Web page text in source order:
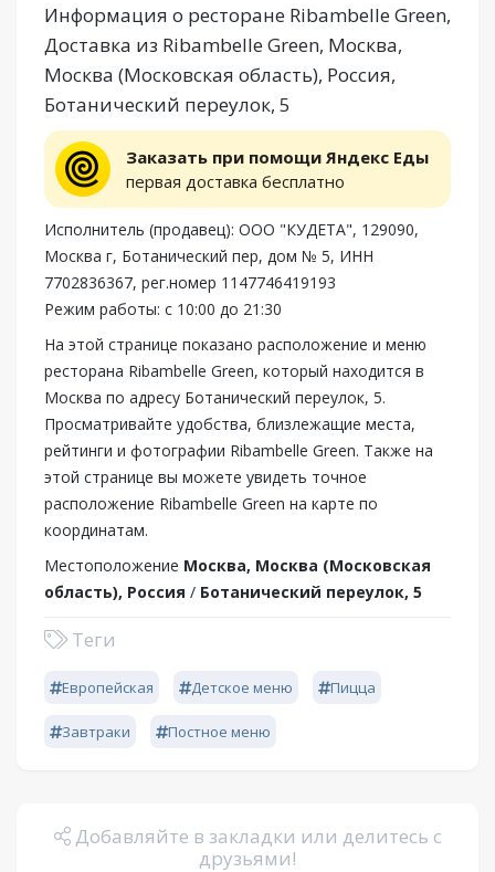
Информация о ресторане Ribambelle Green,
Доставка из Ribambelle Green, Москва,
Москва (Московская область), Россия,
Ботанический переулок, 5
Заказать при помощи Яндекс Еды
первая доставка бесплатно
Исполнитель (продавец): ООО "КУДЕТА", 129090,
Москва г, Ботанический пер, дом № 5, ИНН
7702836367, рег.номер 1147746419193
Режим работы: с 10:00 до 21:30
На этой странице показано расположение и меню
ресторана Ribambelle Green, который находится в
Москва по адресу Ботанический переулок, 5.
Просматривайте удобства, близлежащие места,
рейтинги и фотографии Ribambelle Green. Также на
этой странице вы можете увидеть точное
расположение Ribambelle Green на карте по
координатам.
Местоположение Москва, Москва (Московская
область), Россия / Ботанический переулок, 5
Теги
Европейская Детское меню Пицца
Завтраки Постное меню
Добавляйте в закладки или делитесь с
друзьями!